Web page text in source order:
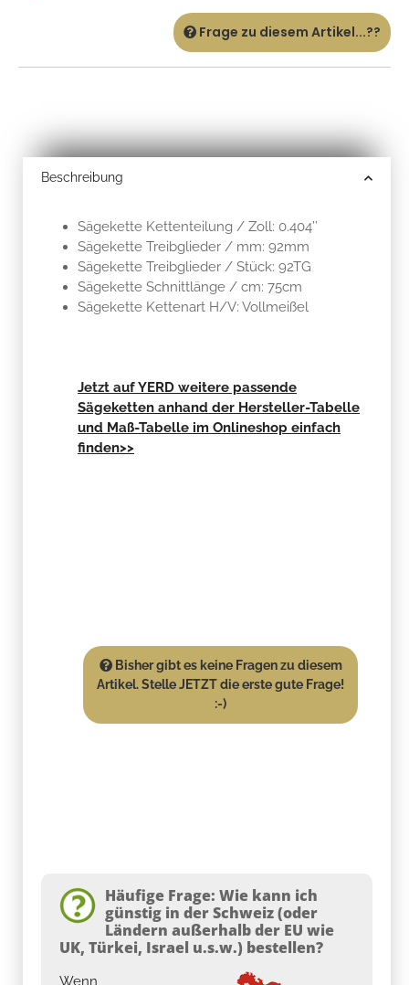
Frage zu diesem Artikel...??
Beschreibung
Sägekette Kettenteilung / Zoll: 0.404’’
Sägekette Treibglieder / mm: 92mm
Sägekette Treibglieder / Stück: 92TG
Sägekette Schnittlänge / cm: 75cm
Sägekette Kettenart H/V: Vollmeißel
Jetzt auf YERD weitere passende
Sägeketten anhand der Hersteller-Tabelle
und Maß-Tabelle im Onlineshop einfach
finden>>
Bisher gibt es keine Fragen zu diesem
Artikel. Stelle JETZT die erste gute Frage!
:-)
Häufige Frage: Wie kann ich
günstig in der Schweiz (oder
Ländern außerhalb der EU wie
UK, Türkei, Israel u.s.w.) bestellen?
Wenn